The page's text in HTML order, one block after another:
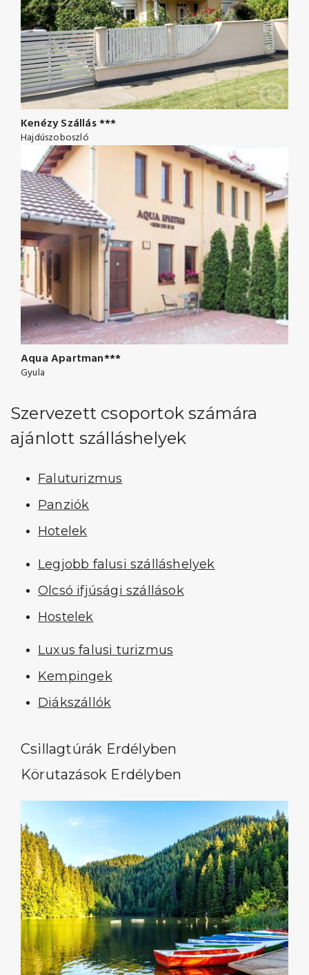
Kenézy Szállás ***
Hajdúszoboszló
Aqua Apartman***
Gyula
Szervezett csoportok számára
ajánlott szálláshelyek
Faluturizmus
Panziók
Hotelek
Legjobb falusi szálláshelyek
Olcsó ifjúsági szállások
Hostelek
Luxus falusi turizmus
Kempingek
Diákszállók
Csillagtúrák Erdélyben
Körutazások Erdélyben